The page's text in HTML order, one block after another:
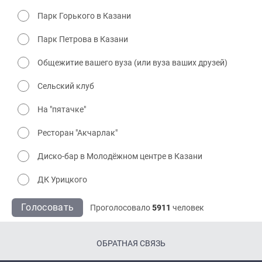
Парк Горького в Казани
Парк Петрова в Казани
Общежитие вашего вуза (или вуза ваших друзей)
Сельский клуб
На "пятачке"
Ресторан "Акчарлак"
Диско-бар в Молодёжном центре в Казани
ДК Урицкого
Голосовать Проголосовало5911 человек
ОБРАТНАЯ СВЯЗЬ